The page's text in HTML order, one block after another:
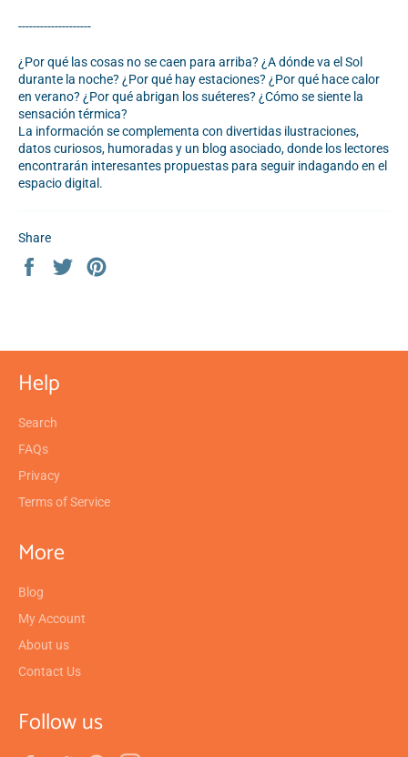
--------------------
¿Por qué las cosas no se caen para arriba? ¿A dónde va el Sol
durante la noche? ¿Por qué hay estaciones? ¿Por qué hace calor
en verano? ¿Por qué abrigan los suéteres? ¿Cómo se siente la
sensación térmica?
La información se complementa con divertidas ilustraciones,
datos curiosos, humoradas y un blog asociado, donde los lectores
encontrarán interesantes propuestas para seguir indagando en el
espacio digital.
Share
Share
Tweet
Help
Search
FAQs
Privacy
Terms of Service
More
Blog
My Account
About us
Contact Us
Follow us